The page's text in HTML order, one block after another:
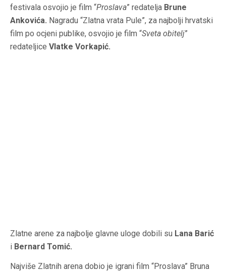
festivala osvojio je film “Proslava” redatelja Brune
Ankovića. Nagradu “Zlatna vrata Pule”, za najbolji hrvatski
film po ocjeni publike, osvojio je film “Sveta obitelj”
redateljice Vlatke Vorkapić.
Zlatne arene za najbolje glavne uloge dobili su Lana Barić
i Bernard Tomić.
Najviše Zlatnih arena dobio je igrani film “Proslava” Bruna